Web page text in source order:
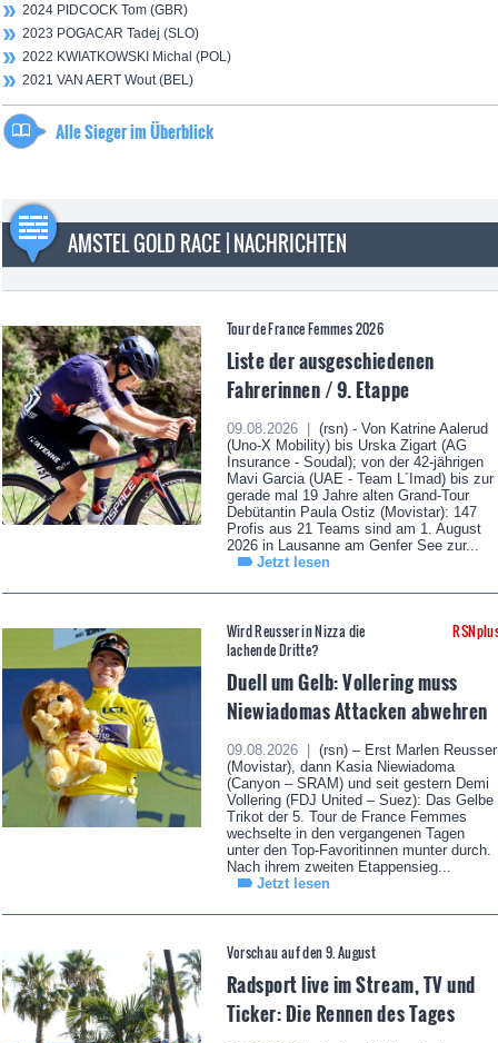
2024 PIDCOCK Tom (GBR)
2023 POGACAR Tadej (SLO)
2022 KWIATKOWSKI Michal (POL)
2021 VAN AERT Wout (BEL)
Alle Sieger im Überblick
AMSTEL GOLD RACE | NACHRICHTEN
Tour de France Femmes 2026
Liste der ausgeschiedenen
Fahrerinnen / 9. Etappe
09.08.2026 |
(rsn) - Von Katrine Aalerud
(Uno-X Mobility) bis Urska Zigart (AG
Insurance - Soudal); von der 42-jährigen
Mavi Garcia (UAE - Team L´Imad) bis zur
gerade mal 19 Jahre alten Grand-Tour
Debütantin Paula Ostiz (Movistar): 147
Profis aus 21 Teams sind am 1. August
2026 in Lausanne am Genfer See zur...
Jetzt lesen
Wird Reusser in Nizza die
lachende Dritte?
Duell um Gelb: Vollering muss
Niewiadomas Attacken abwehren
09.08.2026 |
(rsn) – Erst Marlen Reusser
(Movistar), dann Kasia Niewiadoma
(Canyon – SRAM) und seit gestern Demi
Vollering (FDJ United – Suez): Das Gelbe
Trikot der 5. Tour de France Femmes
wechselte in den vergangenen Tagen
unter den Top-Favoritinnen munter durch.
Nach ihrem zweiten Etappensieg...
Jetzt lesen
Vorschau auf den 9. August
Radsport live im Stream, TV und
Ticker: Die Rennen des Tages